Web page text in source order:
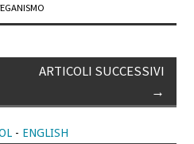
ARTICOLI SUCCESSIVI
→
- ENGLISH